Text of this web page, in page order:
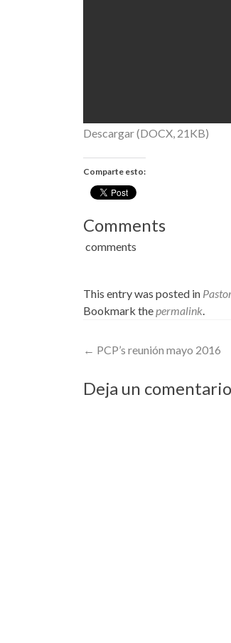
Descargar (DOCX, 21KB)
Comparte esto:
Comments
comments
This entry was posted in
Bookmark thepermalink.
Post
navigation
← PCP’s reunión mayo 2016
Deja un comentario